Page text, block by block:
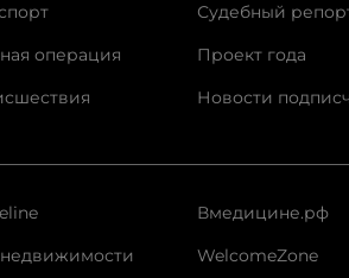
операция
Судебный
Проект года
Новости
недвижимости
Вмедицине.рф
WelcomeZone